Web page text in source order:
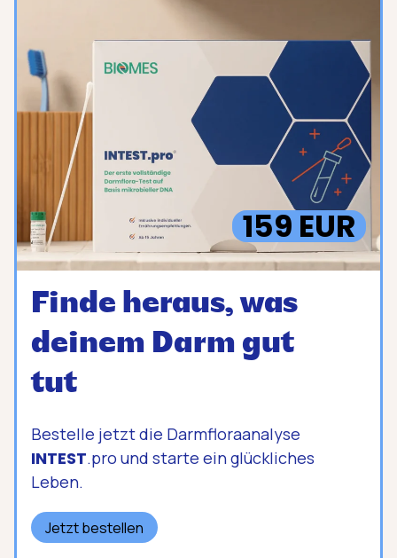
159 EUR
Finde heraus, was
deinem Darm gut
tut
Bestelle jetzt die Darmfloraanalyse
INTEST.pro und starte ein glückliches
Leben.
Jetzt bestellen